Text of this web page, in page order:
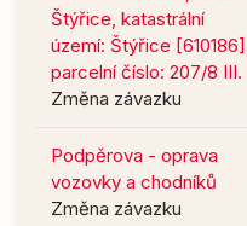
Štýřice, katastrální
území: Štýřice [610186],
parcelní číslo: 207/8 III.
Změna závazku
Podpěrova - oprava
vozovky a chodníků
Změna závazku